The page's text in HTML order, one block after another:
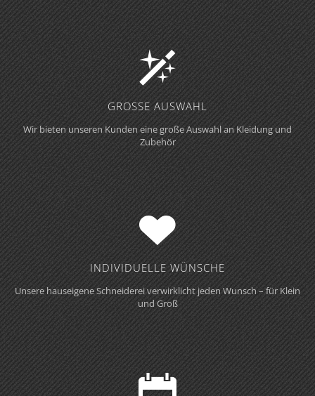
GROSSE AUSWAHL
Wir bieten unseren Kunden eine große Auswahl an Kleidung und
Zubehör
INDIVIDUELLE WÜNSCHE
Unsere hauseigene Schneiderei verwirklicht jeden Wunsch – für Klein
und Groß